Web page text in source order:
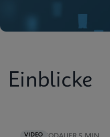
Einblicke
VIDEO